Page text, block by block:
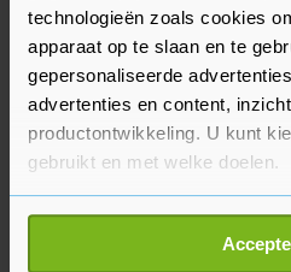
technologieën zoals cookies
apparaat op te slaan en te
gepersonaliseerde
advertenties en content,
productontwikkeling. U kunt
gebruikt en met welke doelen.
Als u het toestaat, willen we
Informatie verzamelen